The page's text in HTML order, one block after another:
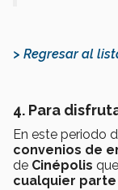
> Regresar al
4. Para
En este periodo
convenios de
de Cinépolis
cualquier